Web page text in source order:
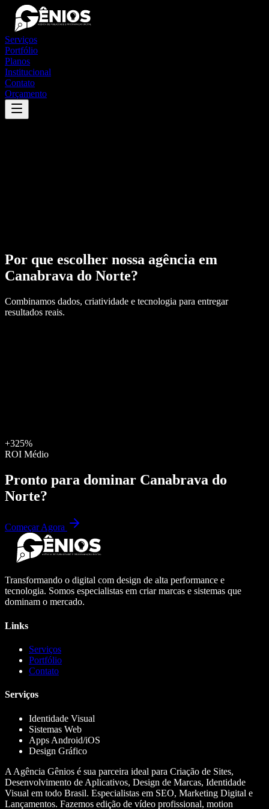
Serviços
Portfólio
Planos
Institucional
Contato
Orçamento
Por que escolher nossa agência em
Canabrava do Norte?
Combinamos dados, criatividade e tecnologia para entregar
resultados reais.
+325%
ROI Médio
Pronto para dominar Canabrava do
Norte?
Começar Agora
Transformando o digital com design de alta performance e
tecnologia. Somos especialistas em criar marcas e sistemas que
dominam o mercado.
Links
Serviços
Portfólio
Contato
Serviços
Identidade Visual
Sistemas Web
Apps Android/iOS
Design Gráfico
A Agência Gênios é sua parceira ideal para Criação de Sites,
Desenvolvimento de Aplicativos, Design de Marcas, Identidade
Visual em todo Brasil. Especialistas em SEO, Marketing Digital e
Lançamentos. Fazemos edição de vídeo profissional, motion